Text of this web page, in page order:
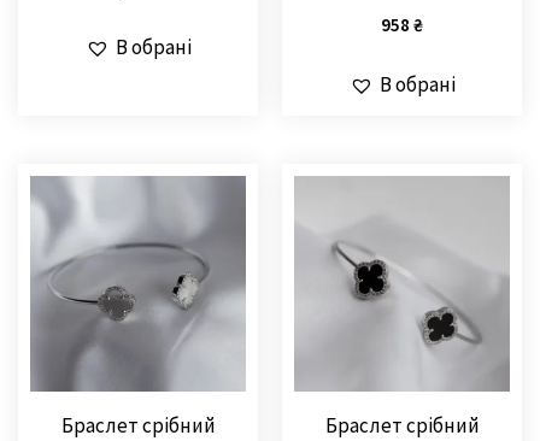
В обрані
958 ₴
В обрані
Браслет срібний
Браслет срібний